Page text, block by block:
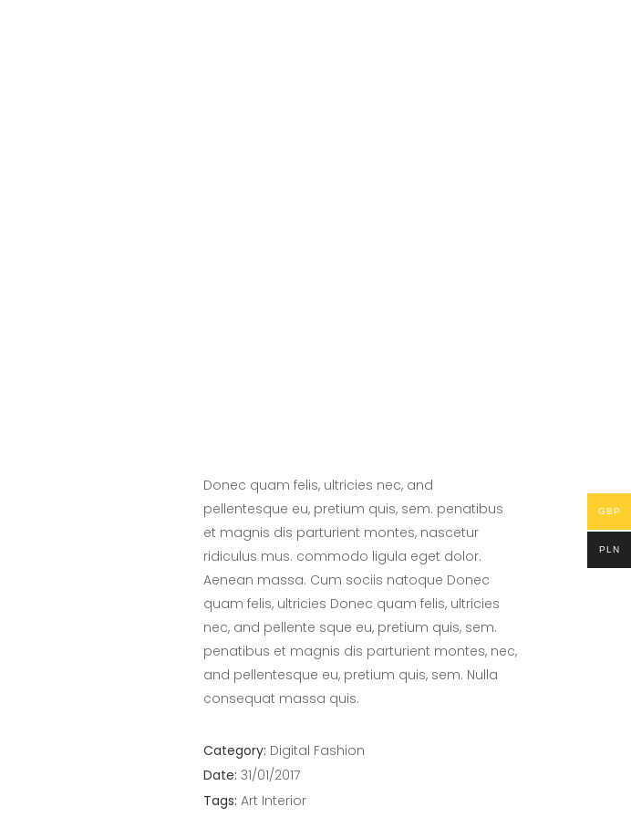
Donec quam felis, ultricies nec, and
pellentesque eu, pretium quis, sem. penatibus
et magnis dis parturient montes, nascetur
ridiculus mus. commodo ligula eget dolor.
Aenean massa. Cum sociis natoque Donec
quam felis, ultricies Donec quam felis, ultricies
nec, and pellente sque eu, pretium quis, sem.
penatibus et magnis dis parturient montes, nec,
and pellentesque eu, pretium quis, sem. Nulla
consequat massa quis.
Category: Digital Fashion
Date: 31/01/2017
Tags: Art Interior
GBP
PLN